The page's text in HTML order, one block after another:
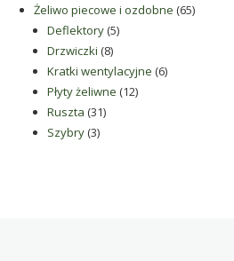
produktów
Żeliwo piecowe i ozdobne 6565
Deflektory 55
Drzwiczki 88
produktów
Kratki wentylacyjne 66
Płyty żeliwne 1212
Ruszta 3131
Szybry 33